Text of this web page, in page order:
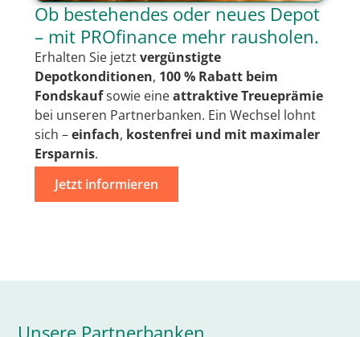
Ob bestehendes oder neues Depot
– mit PROfinance mehr rausholen.
Erhalten Sie jetztvergünstigte
Depotkonditionen, 100 % Rabatt beim
Fondskaufsowie eineattraktive Treueprämie
bei unseren Partnerbanken. Ein Wechsel lohnt
sich –einfach, kostenfrei und mit maximaler
Ersparnis.
Jetzt informieren
Unsere Partnerbanken